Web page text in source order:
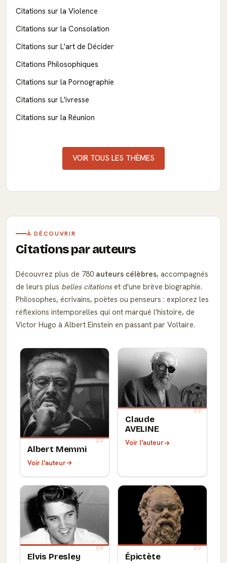
Citations sur la Violence
Citations sur la Consolation
Citations sur L'art de Décider
Citations Philosophiques
Citations sur la Pornographie
Citations sur L'ivresse
Citations sur la Réunion
VOIR TOUS LES THÈMES
À DÉCOUVRIR
Citations par auteurs
Découvrez plus de 780 auteurs célèbres, accompagnés
de leurs plus belles citationset d'une brève biographie.
Philosophes, écrivains, poètes ou penseurs : explorez les
réflexions intemporelles qui ont marqué l'histoire, de
Victor Hugo à Albert Einstein en passant par Voltaire.
Albert Memmi
Voir l'auteur
Claude
AVELINE
Voir l'auteur
Elvis Presley Épictète